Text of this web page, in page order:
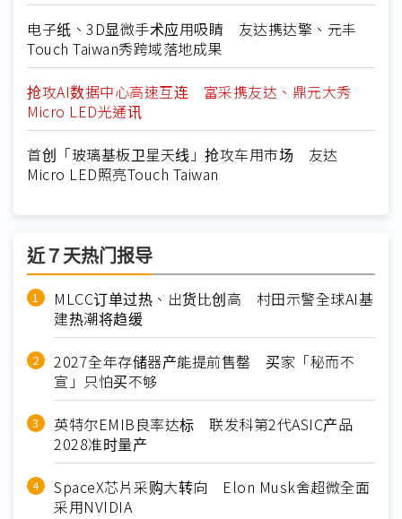
电子纸、3D显微手术应用吸睛 友达携达擎、元丰
Touch Taiwan秀跨域落地成果
抢攻AI数据中心高速互连 富采携友达、鼎元大秀
Micro LED光通讯
首创「玻璃基板卫星天线」抢攻车用市场 友达
Micro LED照亮Touch Taiwan
近７天热门报导
MLCC订单过热、出货比创高 村田示警全球AI基
建热潮将趋缓
2027全年存储器产能提前售罄 买家「秘而不
宣」只怕买不够
英特尔EMIB良率达标 联发科第2代ASIC产品
2028准时量产
SpaceX芯片采购大转向 Elon Musk舍超微全面
采用NVIDIA